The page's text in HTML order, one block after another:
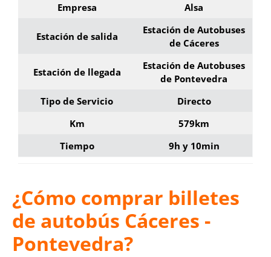
Empresa Alsa
Estación de salida
Estación de Autobuses
de Cáceres
Estación de llegada
Estación de Autobuses
de Pontevedra
Tipo de Servicio
Directo
Km
579km
Tiempo
9h y 10min
¿Cómo comprar billetes
de autobús Cáceres -
Pontevedra?